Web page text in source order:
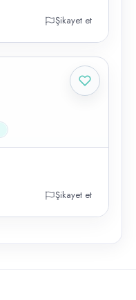
Şikayet et
Şikayet et